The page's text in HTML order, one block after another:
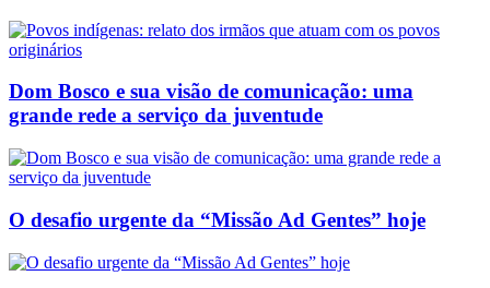
Dom Bosco e sua visão de comunicação: uma
grande rede a serviço da juventude
O desafio urgente da “Missão Ad Gentes” hoje